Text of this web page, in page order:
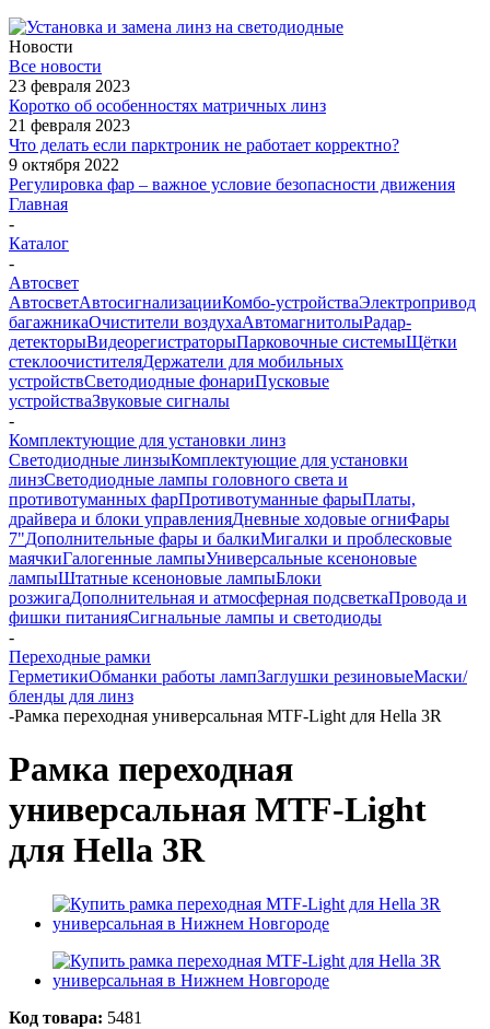
Новости
Все новости
23 февраля 2023
Коротко об особенностях матричных линз
21 февраля 2023
Что делать если парктроник не работает корректно?
9 октября 2022
Регулировка фар – важное условие безопасности движения
Главная
-
Каталог
-
Автосвет
АвтосветАвтосигнализацииКомбо-устройстваЭлектропривод
багажникаОчистители воздухаАвтомагнитолыРадар-
детекторыВидеорегистраторыПарковочные системыЩётки
стеклоочистителяДержатели для мобильных
устройствСветодиодные фонариПусковые
устройстваЗвуковые сигналы
-
Комплектующие для установки линз
Светодиодные линзыКомплектующие для установки
линзСветодиодные лампы головного света и
противотуманных фарПротивотуманные фарыПлаты,
драйвера и блоки управленияДневные ходовые огниФары
7"Дополнительные фары и балкиМигалки и проблесковые
маячкиГалогенные лампыУниверсальные ксеноновые
лампыШтатные ксеноновые лампыБлоки
розжигаДополнительная и атмосферная подсветкаПровода и
фишки питанияCигнальные лампы и светодиоды
-
Переходные рамки
ГерметикиОбманки работы лампЗаглушки резиновыеМаски/
бленды для линз
-Рамка переходная универсальная MTF-Light для Hella 3R
Рамка переходная
универсальная MTF-Light
для Hella 3R
Код товара: 5481